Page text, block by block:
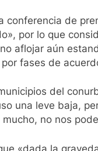
conferencia de
por lo que
aflojar aún
fases de
del
una leve baja,
mucho, no nos
«dada la